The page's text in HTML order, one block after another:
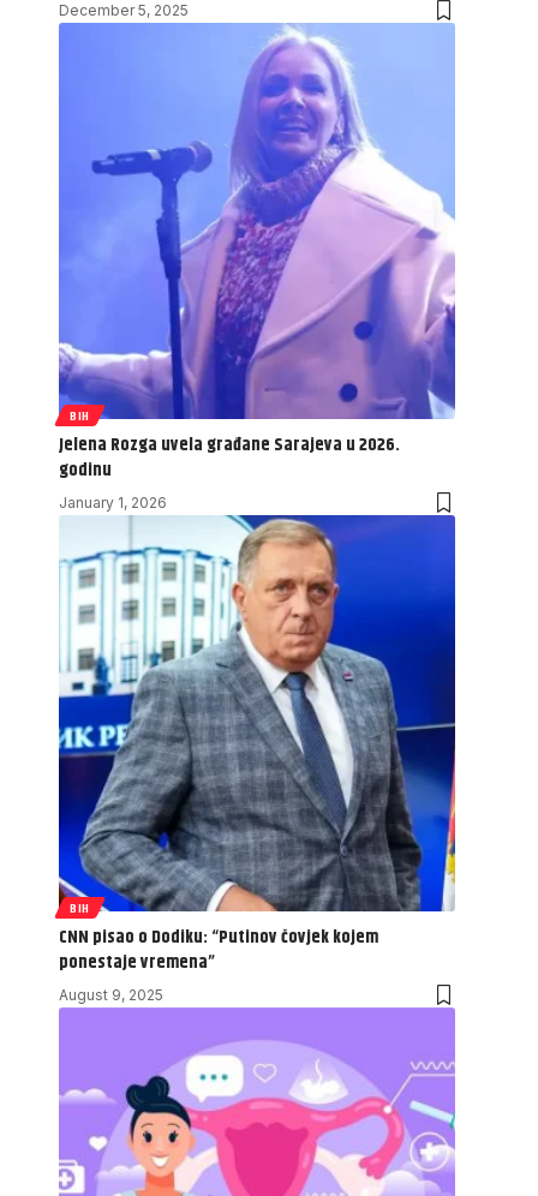
December 5, 2025
BIH
Jelena Rozga uvela građane Sarajeva u 2026.
godinu
January 1, 2026
BIH
CNN pisao o Dodiku: “Putinov čovjek kojem
ponestaje vremena”
August 9, 2025